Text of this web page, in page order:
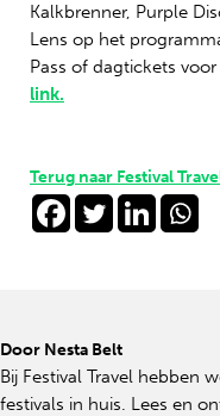
Kalkbrenner, Purple
Lens op het
Pass of dagtickets
link.
Terug naar Festival
Door Nesta Belt
Bij Festival Travel hebben
festivals in huis. Lees en